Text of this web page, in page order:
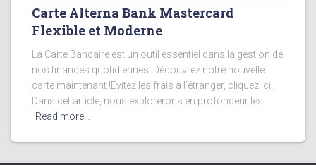
Carte Alterna Bank Mastercard
Flexible et Moderne
La Carte Bancaire est un outil essentiel dans la gestion de
nos finances quotidiennes. Découvrez notre nouvelle
carte maintenant !Évitez les frais à l’étranger, cliquez ici !
Dans cet article, nous explorerons en profondeur les
Read more…